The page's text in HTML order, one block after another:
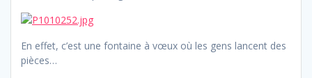
En effet, c’est une fontaine à vœux où les gens lancent des
pièces…